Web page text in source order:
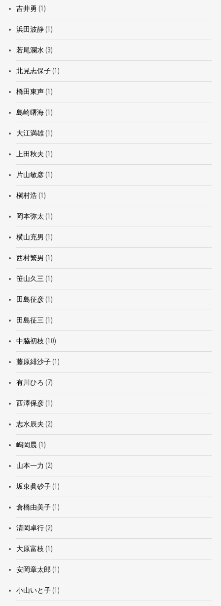
吉井勇 (1)
浜田波静(1)
若尾瀾水 (3)
北見志保子(1)
橋田東声(1)
島崎曙海(1)
大江満雄(1)
上田秋夫 (1)
片山敏彦(1)
槇村浩(1)
岡本弥太 (1)
横山充男 (1)
西村繁男 (1)
笹山久三 (1)
田島征彦(1)
田島征三 (1)
中脇初枝 (10)
藤原緋沙子(1)
有川ひろ (7)
西澤保彦(1)
志水辰夫 (2)
嶋岡晨 (1)
山本一力 (2)
坂東眞砂子(1)
倉橋由美子(1)
清岡卓行(2)
大原富枝 (1)
安岡章太郎 (1)
小山いと子(1)